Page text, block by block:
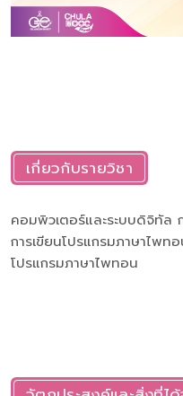
เกี่ยวกับรายวิชา
คอมพิวเตอร์และระบบดิจิทัล
การเขียนโปรแกรมภาษาไพท
โปรแกรมภาษาไพทอน